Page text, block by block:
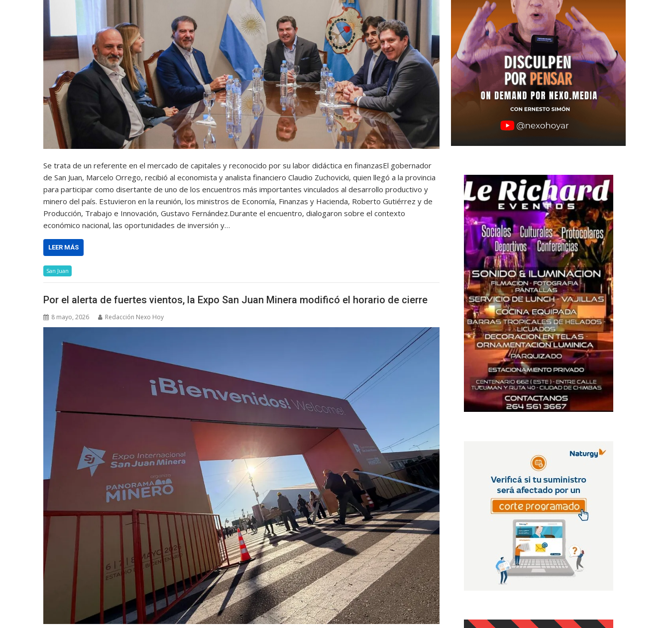
Se trata de un referente en el mercado de capitales y reconocido por su labor didáctica en finanzasEl gobernador
de San Juan, Marcelo Orrego, recibió al economista y analista financiero Claudio Zuchovicki, quien llegó a la provincia
para participar como disertante de uno de los encuentros más importantes vinculados al desarrollo productivo y
minero del país. Estuvieron en la reunión, los ministros de Economía, Finanzas y Hacienda, Roberto Gutiérrez y de
Producción, Trabajo e Innovación, Gustavo Fernández.Durante el encuentro, dialogaron sobre el contexto
económico nacional, las oportunidades de inversión y…
LEER MÁS
San Juan
Por el alerta de fuertes vientos, la Expo San Juan Minera modificó el horario de cierre
8 mayo, 2026 Redacción Nexo Hoy